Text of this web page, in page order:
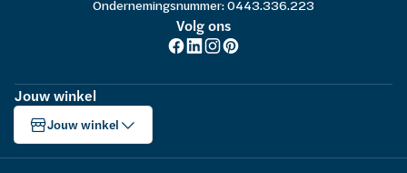
Ondernemingsnummer: 0443.336.223
Volg ons
Jouw winkel
Jouw winkel